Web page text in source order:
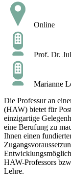
Online
Prof. Dr.
Marianne
Die Professur an
(HAW) bietet für
einzigartige
eine Berufung zu
Ihnen einen
HAW-Professors
Lehre.